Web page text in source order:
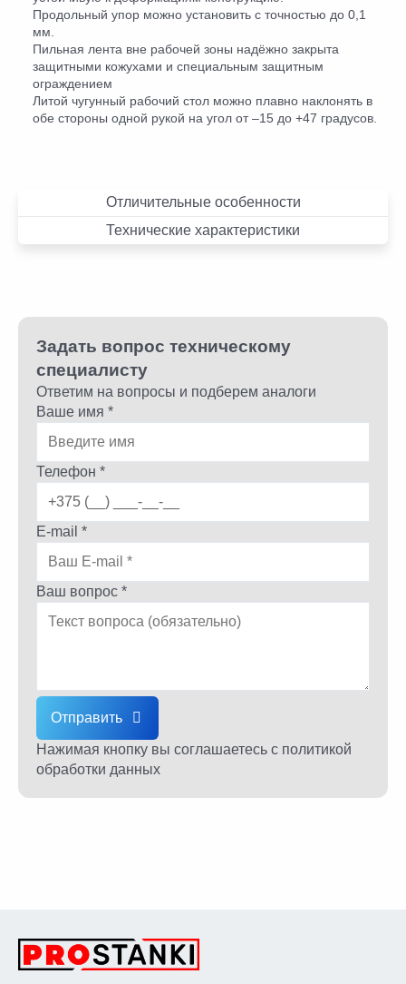
Продольный упор можно установить с точностью до 0,1
мм.
Пильная лента вне рабочей зоны надёжно закрыта
защитными кожухами и специальным защитным
ограждением
Литой чугунный рабочий стол можно плавно наклонять в
обе стороны одной рукой на угол от –15 до +47 градусов.
Отличительные особенности
Технические характеристики
Задать вопрос техническому
специалисту
Ответим на вопросы и подберем аналоги
Ваше имя *
Телефон *
E-mail *
Ваш вопрос *
Отправить
Нажимая кнопку вы соглашаетесь с политикой
обработки данных